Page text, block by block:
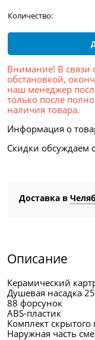
Количество:
Внимание! В связи
обстановкой,
наш менеджер
только после
наличия товара.
Информация о
Скидки обсуждаем
Доставка в
Описание
Керамический
Душевая насадка
88 форсунок
ABS-пластик
Комплект
Наружная часть